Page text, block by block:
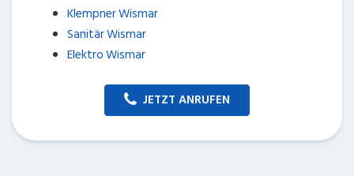
Klempner Wismar
Sanitär Wismar
Elektro Wismar
JETZT ANRUFEN